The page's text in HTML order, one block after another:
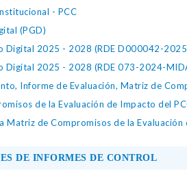
- PCC
(PGD)
Digital 2025 - 2028 (RDE D000042-
Digital 2025 - 2028 (RDE 073-2024-
Informe de Evaluación, Matriz de
de la Evaluación de Impacto del
Matriz de Compromisos de la Evaluación
DE INFORMES DE CONTROL